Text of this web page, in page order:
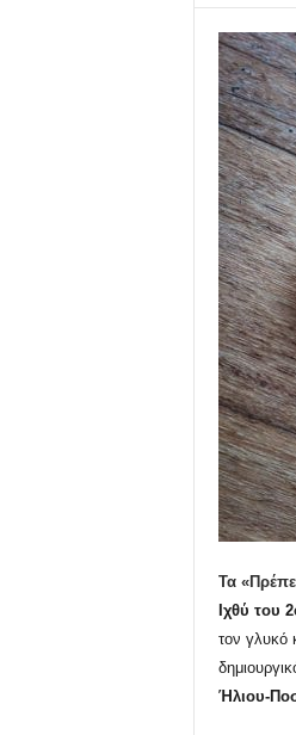
Τα
Ιχθύ του
τον γλυκό
Ήλιου-